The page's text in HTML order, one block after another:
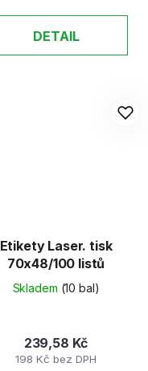
DETAIL
Etikety Laser. tisk
70x48/100 listů
Skladem (10 bal)
198 Kč bez DPH
239,58 Kč